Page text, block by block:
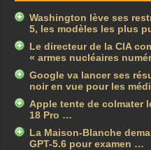
Washington lève ses
5, les modèles les plus
Le directeur de la CIA
« armes nucléaires
Google va lancer ses
noir en vue pour les
Apple tente de colmater
18 Pro …
La Maison-Blanche
GPT-5.6 pour examen …